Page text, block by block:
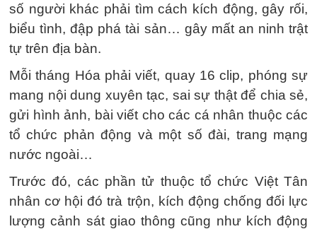
số người khác phải tìm cách kích động, gây rối,
biểu tình, đập phá tài sản… gây mất an ninh trật
tự trên địa bàn.
Mỗi tháng Hóa phải viết, quay 16 clip, phóng sự
mang nội dung xuyên tạc, sai sự thật để chia sẻ,
gửi hình ảnh, bài viết cho các cá nhân thuộc các
tổ chức phản động và một số đài, trang mạng
nước ngoài…
Trước đó, các phần tử thuộc tổ chức Việt Tân
nhân cơ hội đó trà trộn, kích động chống đối lực
lượng cảnh sát giao thông cũng như kích động